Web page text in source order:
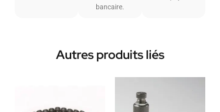
bancaire.
Autres produits liés